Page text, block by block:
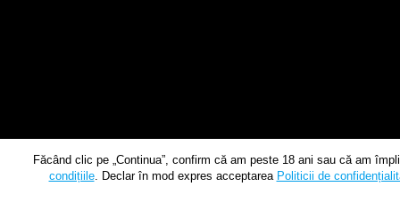
Făcând clic pe „Continua”, confirm că am peste 18 ani sau că am
condițiile. Declar în mod expres acceptarea Politicii de